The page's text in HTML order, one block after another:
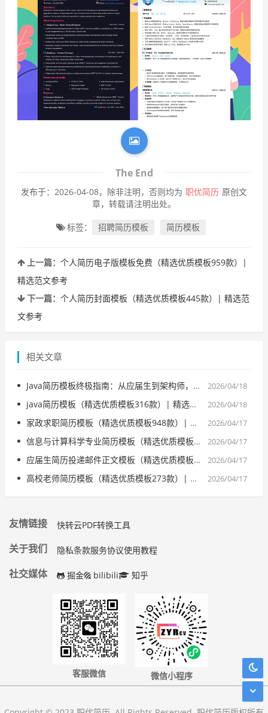
The End
发布于：2026-04-08，除非注明，否则均为 职优简历 原创文
章，转载请注明出处。
标签： 招聘简历模板 简历模板
上一篇： 个人简历电子版模板免费（精选优质模板959款）|
精选范文参考
下一篇： 个人简历封面模板（精选优质模板445款）| 精选范
文参考
相关文章
2026/04/18
Java简历模板终极指南：从应届生到架构师，8大场景12类痛点一网打尽
2026/04/18
java简历模板（精选优质模板316款）| 精选范文参考
2026/04/17
家政求职简历模板（精选优质模板948款）| 精选范文参考
2026/04/17
信息与计算科学专业简历模板（精选优质模板770款）| 精选范文参考
2026/04/17
应届生简历投递邮件正文模板（精选优质模板574款）| 精选范文参考
2026/04/17
高校老师简历模板（精选优质模板273款）| 精选范文参考
友情链接 快转云PDF转换工具
关于我们 隐私条款服务协议使用教程
社交媒体 掘金 bilibili 知乎
客服微信 微信小程序